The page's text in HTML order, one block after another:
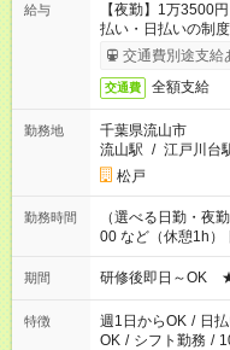
給与
【夜勤】1万3500
払い・日払いの制
交通費別途支給
交通費 全額支給
勤務地
千葉県流山市
流山駅 / 江戸川台
松戸
勤務時間
（選べる日勤・夜
00 など（休憩1h） 日勤のお仕事もございます！お気軽にご相談
ください！
期間 研修後即日～OK
特徴 週1日からOK / 日
OK / シフト勤務 /